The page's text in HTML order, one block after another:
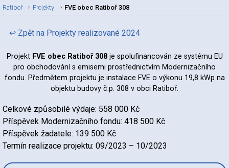
Ratiboř Projekty FVE obec Ratiboř 308
↩ Zpět na Projekty realizované 2024
Projekt FVE obec Ratiboř 308je spolufinancován ze systému EU
pro obchodování s emisemi prostřednictvím Modernizačního
fondu. Předmětem projektu je instalace FVE o výkonu 19,8 kWp na
objektu budovy č.p. 308 v obci Ratiboř.
Celkové způsobilé výdaje: 558 000 Kč
Příspěvek Modernizačního fondu: 418 500 Kč
Příspěvek žadatele: 139 500 Kč
Termín realizace projektu: 09/2023 – 10/2023